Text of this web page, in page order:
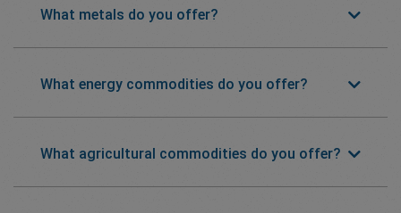
What metals do you offer?
What energy commodities do you offer?
What agricultural commodities do you offer?